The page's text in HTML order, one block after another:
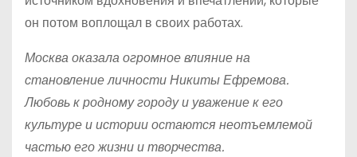
он потом воплощал в своих работах.
Москва оказала огромное влияние на
становление личности Никиты Ефремова.
Любовь к родному городу и уважение к его
культуре и истории остаются неотъемлемой
частью его жизни и творчества.